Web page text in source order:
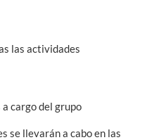
las actividades
cargo del grupo
se llevarán a cabo en las